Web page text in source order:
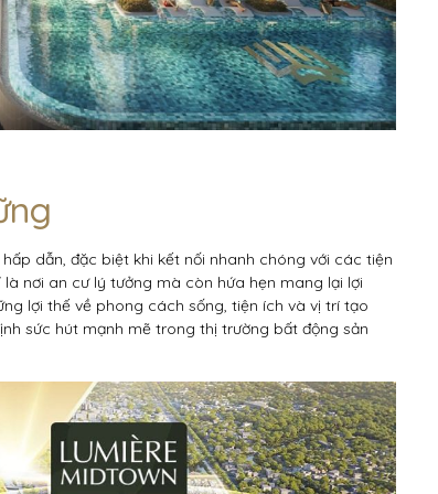
dẫn, đặc biệt khi kết nối nhanh chóng với các tiện
là nơi an cư lý tưởng mà còn hứa hẹn mang lại lợi
lợi thế về phong cách sống, tiện ích và vị trí tạo
sức hút mạnh mẽ trong thị trường bất động sản